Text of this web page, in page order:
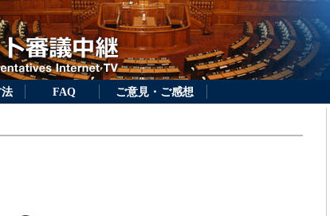
FAQ ご意見・ご感想